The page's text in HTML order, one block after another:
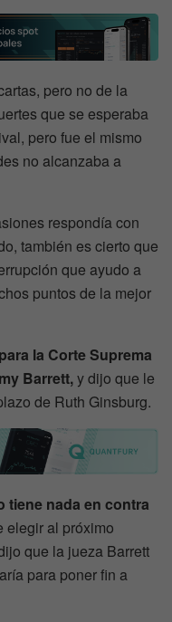
pero no de la
que se esperaba
pero fue el mismo
no alcanzaba a
respondía con
también es cierto que
que ayudo a
puntos de la mejor
la Corte Suprema
Barrett,y dijo que le
de Ruth Ginsburg.
tiene nada en contra
elegir al próximo
que la jueza Barrett
para poner fin a